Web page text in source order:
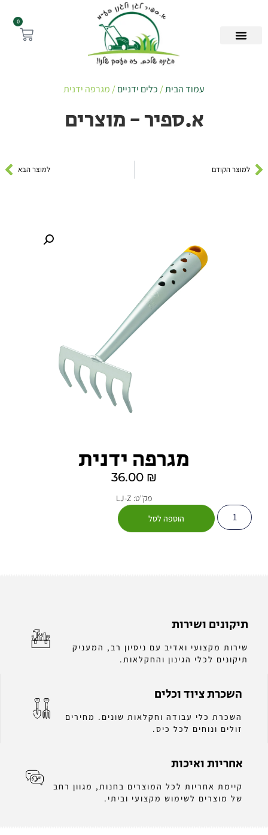
0
עמוד הבית/כלים ידניים/ מגרפה ידנית
א.ספיר - מוצרים
למוצר הקודם למוצר הבא
מגרפה ידנית
36.00 ₪
מק"ט: LJ-Z
הוספה לסל
תיקונים ושירות
שירות מקצועי ואדיב עם ניסיון רב, המעניק
תיקונים לכלי הגינון והחקלאות.
השכרת ציוד וכלים
השכרת כלי עבודה וחקלאות שונים. מחירים
זולים ונוחים לכל כיס.
אחריות ואיכות
קיימת אחריות לכל המוצרים בחנות, מגוון רחב
של מוצרים לשימוש מקצועי וביתי.